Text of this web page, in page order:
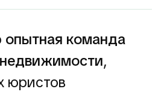
как от
опытная команда
,
юристов